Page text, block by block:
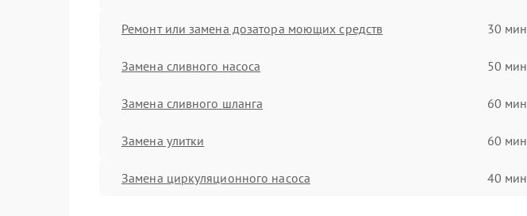
Ремонт или замена дозатора моющих средств 30 мин
Замена сливного насоса 50 мин
Замена сливного шланга 60 мин
Замена улитки 60 мин
Замена циркуляционного насоса 40 мин